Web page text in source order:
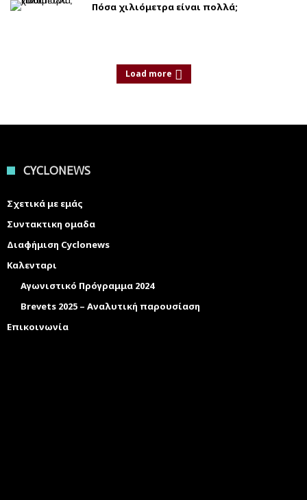
Πόσα χιλιόμετρα είναι πολλά;
Load more
CYCLONEWS
Σχετικά με εμάς
Συντακτικη ομαδα
Διαφήμιση Cyclonews
Καλενταρι
Αγωνιστικό Πρόγραμμα 2024
Brevets 2025 – Αναλυτική παρουσίαση
Επικοινωνία